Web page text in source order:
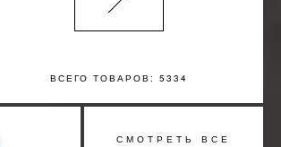
ВСЕГО ТОВАРОВ: 5334
СМОТРЕТЬ ВСЕ